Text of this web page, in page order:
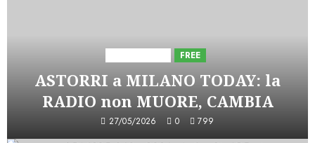
FREE
ASTORRI a MILANO TODAY: la
RADIO non MUORE, CAMBIA
27/05/2026 0 799